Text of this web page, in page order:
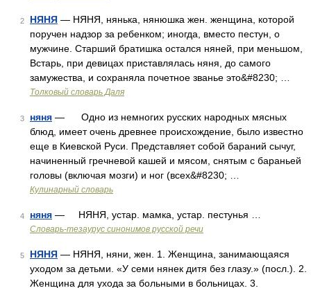
2 НЯНЯ — НЯНЯ, нянька, нянюшка жен. женщина, которой
поручен надзор за ребенком; иногда, вместо пестун, о
мужчине. Старший братишка остался няней, при меньшом,
Встарь, при девицах приставлялась няня, до самого
замужества, и сохраняла почетное званье это&#8230; …
Толковый словарь Даля
3 няня — Одно из немногих русских народных мясных
блюд, имеет очень древнее происхождение, было известно
еще в Киевской Руси. Представляет собой бараний сычуг,
начиненный гречневой кашей и мясом, снятым с бараньей
головы (включая мозги) и ног (всех&#8230; …
Кулинарный словарь
4 няня — НЯНЯ, устар. мамка, устар. пестунья …
Словарь-тезаурус синонимов русской речи
5 НЯНЯ — НЯНЯ, няни, жен. 1. Женщина, занимающаяся
уходом за детьми. «У семи нянек дитя без глазу.» (посл.). 2.
Женщина для ухода за больными в больницах. 3.